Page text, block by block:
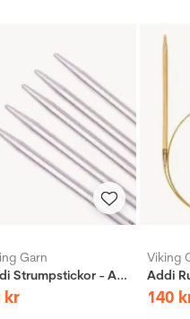
Garn
Addi Strumpstickor - Aluminium
kr
Viking
140